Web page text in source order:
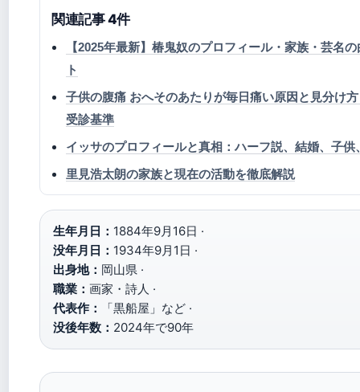
関連記事 4件
【2025年最新】椿鬼奴のプロフィール・家族・芸名
ト
子供の腹痛 おへそのあたりが毎日痛い原因と見分け
受診基準
イッサのプロフィールと真相：ハーフ説、結婚、子供
里見浩太朗の家族と現在の活動を徹底解説
生年月日： 1884年9月16日 ·
没年月日： 1934年9月1日 ·
出身地： 岡山県 ·
職業： 画家・詩人 ·
代表作：
「黒船屋」など ·
没後年数： 2024年で90年